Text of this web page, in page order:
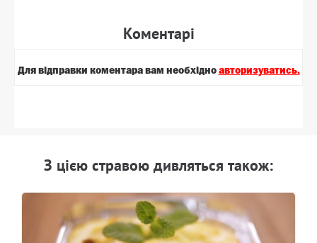
Коментарi
Для вiдправки коментара вам необхiдно авторизуватись.
З цiєю стравою дивляться також: